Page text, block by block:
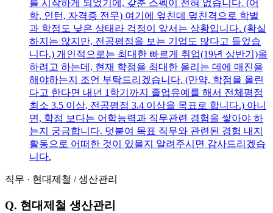
를 시작하게 되었기에, 갖춘 스펙이 전혀 없습니다. (어
학, 인턴, 자격증 전무) 여기에 엎친데 덮친격으로 학벌
과 학점도 낮은 상태라 걱정이 앞서는 상황입니다. (확실
하지는 않지만, 전공평점을 보는 기업도 많다고 들었습
니다.) 개인적으로는 최대한 빠르게 취업(19년 상반기)을
하려고 하는데, 현재 학점을 최대한 올리는 데에 매진을
해야하는지 조언 부탁드리겠습니다. (만약, 학점을 올린
다고 한다면 내년 1학기까지 졸업유예를 해서 전체평점
최소 3.5 이상, 전공평점 3.4 이상을 목표로 합니다.) 아니
면, 학점 보다는 어학능력과 직무관련 경험을 쌓아야 하
는지 궁금합니다. 덧붙여 목표 직무와 관련된 경험 내지
활동으로 어떠한 것이 있을지 알려주시면 감사드리겠습
니다.
직무 · 현대제철 /생산관리
Q. 현대제철 생산관리